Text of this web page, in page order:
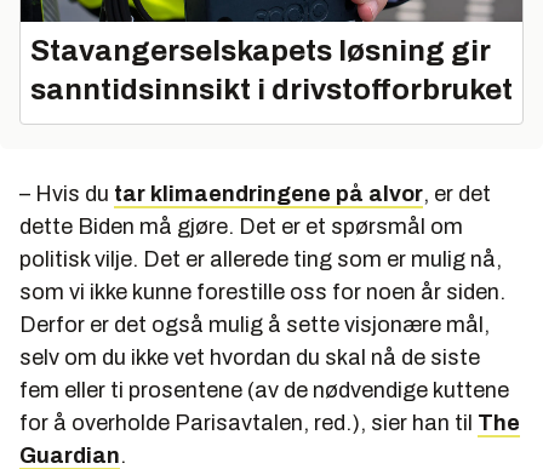
Stavangerselskapets løsning gir
sanntidsinnsikt i drivstofforbruket
– Hvis du tar klimaendringene på alvor, er det
dette Biden må gjøre. Det er et spørsmål om
politisk vilje. Det er allerede ting som er mulig nå,
som vi ikke kunne forestille oss for noen år siden.
Derfor er det også mulig å sette visjonære mål,
selv om du ikke vet hvordan du skal nå de siste
fem eller ti prosentene (av de nødvendige kuttene
for å overholde Parisavtalen, red.), sier han til The
Guardian.